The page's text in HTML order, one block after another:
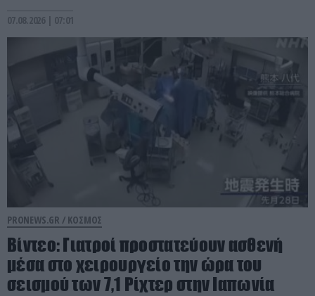
07.08.2026 | 07:01
PRONEWS.GR / ΚΟΣΜΟΣ
Βίντεο: Γιατροί προστατεύουν ασθενή
μέσα στο χειρουργείο την ώρα του
σεισμού των 7,1 Ρίχτερ στην Ιαπωνία